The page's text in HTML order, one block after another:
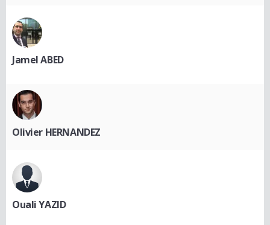
Jamel ABED
Olivier HERNANDEZ
Ouali YAZID